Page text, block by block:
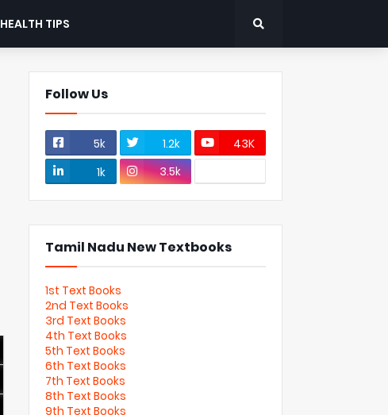
HEALTH TIPS
Follow Us
5k 1.2k
43K
1k
3.5k
Tamil Nadu New Textbooks
1st Text Books
2nd Text Books
3rd Text Books
4th Text Books
5th Text Books
6th Text Books
7th Text Books
8th Text Books
9th Text Books